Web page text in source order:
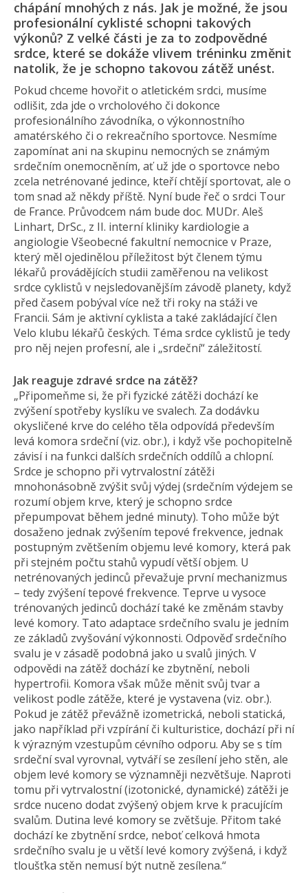
chápání mnohých z nás. Jak je možné, že jsou
profesionální cyklisté schopni takových
výkonů? Z velké části je za to zodpovědné
srdce, které se dokáže vlivem tréninku změnit
natolik, že je schopno takovou zátěž unést.
Pokud chceme hovořit o atletickém srdci, musíme
odlišit, zda jde o vrcholového či dokonce
profesionálního závodníka, o výkonnostního
amatérského či o rekreačního sportovce. Nesmíme
zapomínat ani na skupinu nemocných se známým
srdečním onemocněním, ať už jde o sportovce nebo
zcela netrénované jedince, kteří chtějí sportovat, ale o
tom snad až někdy příště. Nyní bude řeč o srdci Tour
de France. Průvodcem nám bude doc. MUDr. Aleš
Linhart, DrSc., z II. interní kliniky kardiologie a
angiologie Všeobecné fakultní nemocnice v Praze,
který měl ojedinělou příležitost být členem týmu
lékařů provádějících studii zaměřenou na velikost
srdce cyklistů v nejsledovanějším závodě planety, když
před časem pobýval více než tři roky na stáži ve
Francii. Sám je aktivní cyklista a také zakládající člen
Velo klubu lékařů českých. Téma srdce cyklistů je tedy
pro něj nejen profesní, ale i „srdeční“ záležitostí.
Jak reaguje zdravé srdce na zátěž?
„Připomeňme si, že při fyzické zátěži dochází ke
zvýšení spotřeby kyslíku ve svalech. Za dodávku
okysličené krve do celého těla odpovídá především
levá komora srdeční (viz. obr.), i když vše pochopitelně
závisí i na funkci dalších srdečních oddílů a chlopní.
Srdce je schopno při vytrvalostní zátěži
mnohonásobně zvýšit svůj výdej (srdečním výdejem se
rozumí objem krve, který je schopno srdce
přepumpovat během jedné minuty). Toho může být
dosaženo jednak zvýšením tepové frekvence, jednak
postupným zvětšením objemu levé komory, která pak
při stejném počtu stahů vypudí větší objem. U
netrénovaných jedinců převažuje první mechanizmus
– tedy zvýšení tepové frekvence. Teprve u vysoce
trénovaných jedinců dochází také ke změnám stavby
levé komory. Tato adaptace srdečního svalu je jedním
ze základů zvyšování výkonnosti. Odpověď srdečního
svalu je v zásadě podobná jako u svalů jiných. V
odpovědi na zátěž dochází ke zbytnění, neboli
hypertrofii. Komora však může měnit svůj tvar a
velikost podle zátěže, které je vystavena (viz. obr.).
Pokud je zátěž převážně izometrická, neboli statická,
jako například při vzpírání či kulturistice, dochází při ní
k výrazným vzestupům cévního odporu. Aby se s tím
srdeční sval vyrovnal, vytváří se zesílení jeho stěn, ale
objem levé komory se významněji nezvětšuje. Naproti
tomu při vytrvalostní (izotonické, dynamické) zátěži je
srdce nuceno dodat zvýšený objem krve k pracujícím
svalům. Dutina levé komory se zvětšuje. Přitom také
dochází ke zbytnění srdce, neboť celková hmota
srdečního svalu je u větší levé komory zvýšená, i když
tloušťka stěn nemusí být nutně zesílena.“